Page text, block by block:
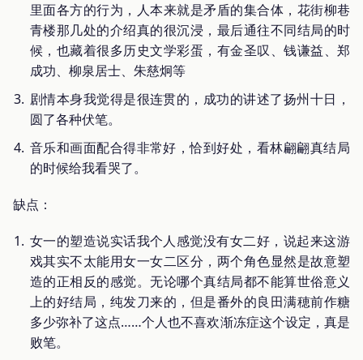
里面各方的行为，人本来就是矛盾的集合体，花街柳巷
青楼那几处的介绍真的很沉浸，最后通往不同结局的时
候，也藏着很多历史文学彩蛋，有金圣叹、钱谦益、郑
成功、柳泉居士、朱慈炯等
剧情本身我觉得是很连贯的，成功的讲述了扬州十日，
圆了各种伏笔。
音乐和画面配合得非常好，恰到好处，看林翩翩真结局
的时候给我看哭了。
缺点：
女一的塑造说实话我个人感觉没有女二好，说起来这游
戏其实不太能用女一女二区分，两个角色显然是故意塑
造的正相反的感觉。无论哪个真结局都不能算世俗意义
上的好结局，纯发刀来的，但是番外的良田满穂前作糖
多少弥补了这点……个人也不喜欢渐冻症这个设定，真是
败笔。